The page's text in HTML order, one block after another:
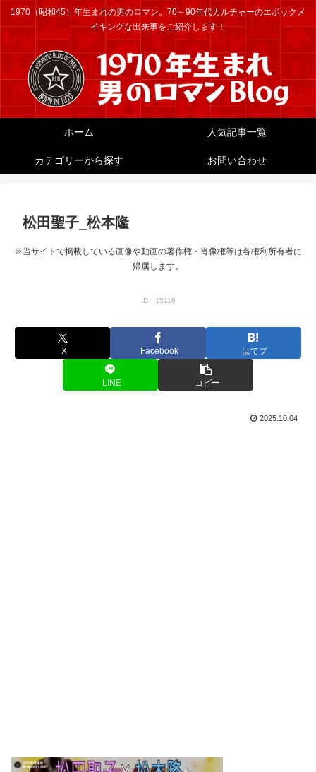
1970（昭和45）年生まれの男のロマン。70～90年代カルチャーのエポックメ
イキングな出来事をご紹介します！
ホーム 人気記事一覧
カテゴリーから探す お問い合わせ
松田聖子_松本隆
※当サイトで掲載している画像や動画の著作権・肖像権等は各権利所有者に
帰属します。
ID：15116
X Facebook はてブ
LINE コピー
2025.10.04